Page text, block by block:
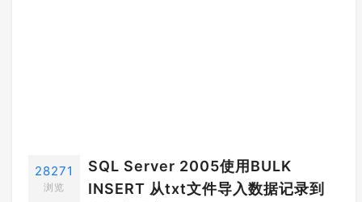
28271
浏览
SQL Server 2005使用BULK
INSERT 从txt文件导入数据记录到